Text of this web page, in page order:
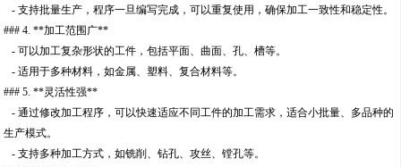
- 支持批量生产，程序一旦编写完成，可以重复使用，确保加工一致性和稳定性。
### 4. **加工范围广**
- 可以加工复杂形状的工件，包括平面、曲面、孔、槽等。
- 适用于多种材料，如金属、塑料、复合材料等。
### 5. **灵活性强**
- 通过修改加工程序，可以快速适应不同工件的加工需求，适合小批量、多品种的
生产模式。
- 支持多种加工方式，如铣削、钻孔、攻丝、镗孔等。